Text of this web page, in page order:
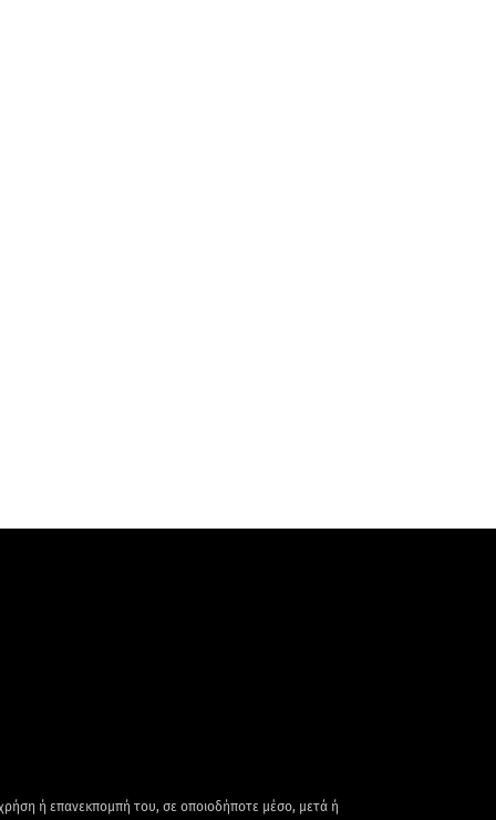
ή επανεκπομπή του, σε οποιοδήποτε μέσο, μετά ή